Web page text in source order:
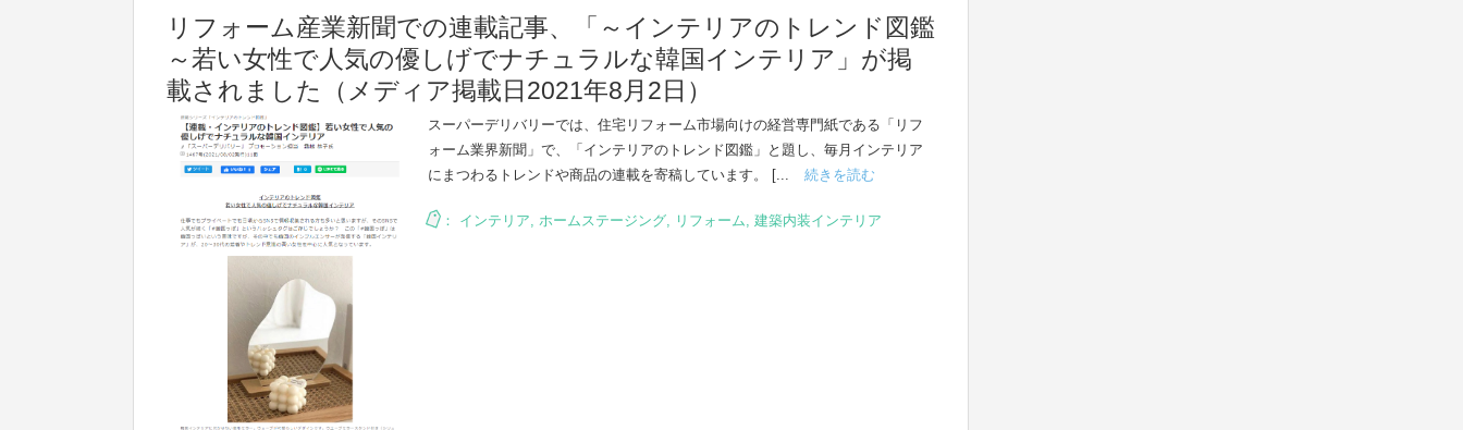
リフォーム産業新聞での連載記事、「～インテリアのトレンド図鑑
～若い女性で人気の優しげでナチュラルな韓国インテリア」が掲
載されました（メディア掲載日2021年8月2日）
スーパーデリバリーでは、住宅リフォーム市場向けの経営専門紙である「リフ
ォーム業界新聞」で、「インテリアのトレンド図鑑」と題し、毎月インテリア
にまつわるトレンドや商品の連載を寄稿しています。 [...
続きを読む
： インテリア, ホームステージング, リフォーム, 建築内装インテリア